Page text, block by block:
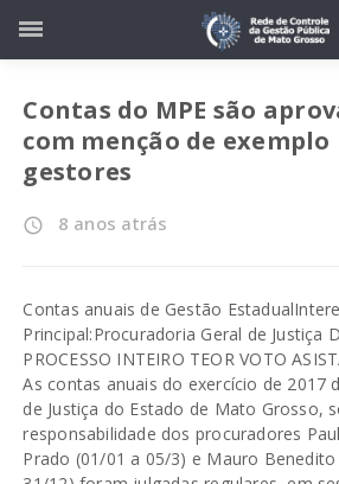
Contas do MPE são
com menção de
gestores
access_time 8 anos atrás
Contas anuais de Gestão
Principal:Procuradoria Geral de Justiça
PROCESSO INTEIRO TEOR VOTO
As contas anuais do exercício de 2017
de Justiça do Estado de Mato Grosso,
responsabilidade dos procuradores
Prado (01/01 a 05/3) e Mauro